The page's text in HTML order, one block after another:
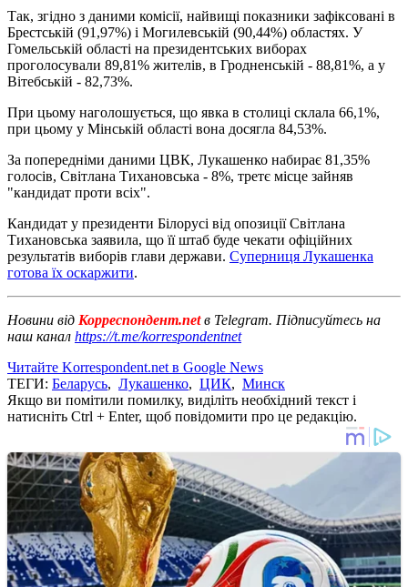
Так, згідно з даними комісії, найвищі показники зафіксовані в
Брестській (91,97%) і Могилевській (90,44%) областях. У
Гомельській області на президентських виборах
проголосували 89,81% жителів, в Гродненській - 88,81%, а у
Вітебській - 82,73%.
При цьому наголошується, що явка в столиці склала 66,1%,
при цьому у Мінській області вона досягла 84,53%.
За попередніми даними ЦВК, Лукашенко набирає 81,35%
голосів, Світлана Тихановська - 8%, третє місце зайняв
"кандидат проти всіх".
Кандидат у президенти Білорусі від опозиції Світлана
Тихановська заявила, що її штаб буде чекати офіційних
результатів виборів глави держави. Суперниця Лукашенка
готова їх оскаржити.
Новини від Корреспондент.netв Telegram. Підписуйтесь на
наш канал https://t.me/korrespondentnet
Читайте Korrespondent.net в Google News
ТЕГИ: Беларусь, Лукашенко, ЦИК, Минск
Якщо ви помітили помилку, виділіть необхідний текст і
натисніть Ctrl + Enter, щоб повідомити про це редакцію.